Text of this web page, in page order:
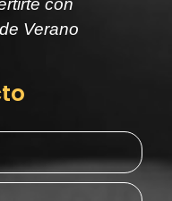
con
Verano